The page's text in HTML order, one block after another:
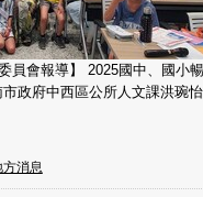
員會報導】 2025國中、國
政府中西區公所人文課洪琬怡
方消息